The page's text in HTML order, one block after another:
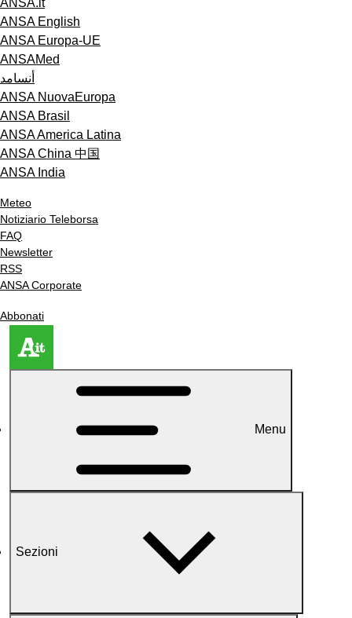
ANSA.it
ANSA English
ANSA Europa-UE
ANSAMed
أنسامد
ANSA NuovaEuropa
ANSA Brasil
ANSA America Latina
ANSA China 中国
ANSA India
Meteo
Notiziario Teleborsa
FAQ
Newsletter
RSS
ANSA Corporate
Abbonati
Menu
Sezioni